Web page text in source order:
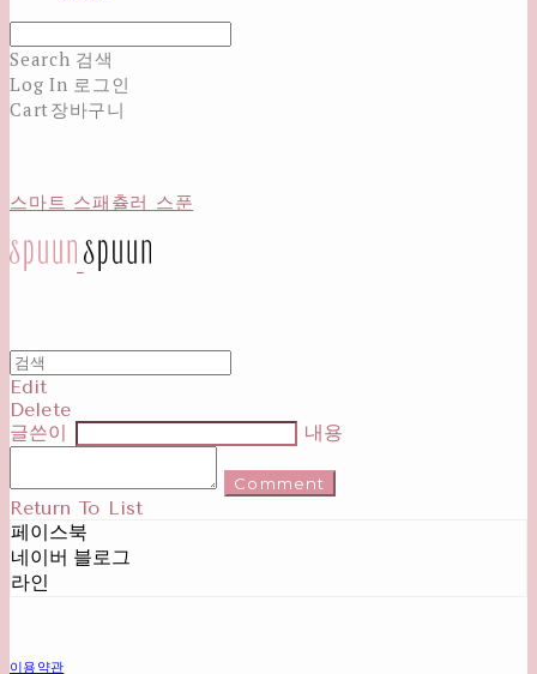
Search 검색
Log In 로그인
Cart장바구니
스마트 스패츌러 스푼
Edit
Delete
글쓴이
내용
Comment
Return To List
페이스북
네이버 블로그
라인
이용약관